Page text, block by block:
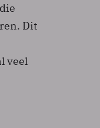
Dit
veel